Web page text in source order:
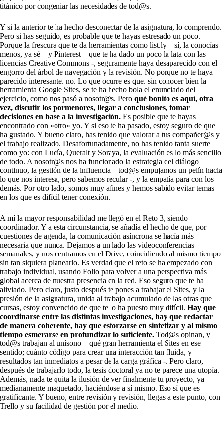
titánico por congeniar las necesidades de tod@s.
Y si la anterior te ha hecho desconectar de la asignatura, lo comprendo.
Pero si has seguido, es probable que te hayas estresado un poco.
Porque la frescura que te da herramientas como list.ly – sí, la conocías
menos, ya sé – y Pinterest – que te ha dado un poco la lata con las
licencias Creative Commons -, seguramente haya desaparecido con el
engorro del árbol de navegación y la revisión. No porque no te haya
parecido interesante, no. Lo que ocurre es que, sin conocer bien la
herramienta Google Sites, se te ha hecho bola el enunciado del
ejercicio, como nos pasó a nosotr@s. Pero qué bonito es aquí, otra
vez, discutir los pormenores, llegar a conclusiones, tomar
decisiones en base a la investigación. Es posible que te hayas
encontrado con «otro» yo. Y si eso te ha pasado, estoy seguro de que
ha gustado. Y bueno claro, has tenido que valorar a tus compañer@s y
el trabajo realizado. Desafortunadamente, no has tenido tanta suerte
como yo: con Lucía, Queralt y Soraya, la evaluación es lo más sencillo
de todo. A nosotr@s nos ha funcionado la estrategia del diálogo
continuo, la gestión de la influencia – tod@s empujamos un pelín hacia
lo que nos interesa, pero sabemos recular -, y la empatía para con los
demás. Por otro lado, somos muy afines y hemos sabido evitar temas
en los que es difícil tener conexión.
A mí la mayor responsabilidad me llegó en el Reto 3, siendo
coordinador. Y a esta circunstancia, se añadía el hecho de que, por
cuestiones de agenda, la comunicación asíncrona se hacía más
necesaria que nunca. Dejamos a un lado las videoconferencias
semanales, y nos centramos en el Drive, coincidiendo al mismo tiempo
sin tan siquiera planearlo. Es verdad que el reto se ha empezado con
trabajo individual, usando Folio para volver a una perspectiva más
global acerca de nuestra presencia en la red. Eso seguro que te ha
aliviado. Pero claro, justo después te pones a trabajar el Sites, y la
presión de la asignatura, unida al trabajo acumulado de las otras que
cursas, estoy convencido de que te lo ha puesto muy difícil. Hay que
coordinarse entre las distintas investigaciones, hay que redactar
de manera coherente, hay que esforzarse en sintetizar y al mismo
tiempo esmerarse en profundizar lo suficiente. Tod@s opinan, y
tod@s trabajan al unísono – qué gran herramienta el Sites en ese
sentido; cuánto código para crear una interacción tan fluida, y
resultados tan inmediatos a pesar de la carga gráfica -. Pero claro,
después de trabajarlo todo, la tesis doctoral ya no te parece una utopía.
Además, nada te quita la ilusión de ver finalmente tu proyecto, ya
medianamente maquetado, haciéndose a sí mismo. Eso sí que es
gratificante. Y bueno, entre revisión y revisión, llegas a este punto, con
Trello y su facilidad de gestión por el medio.